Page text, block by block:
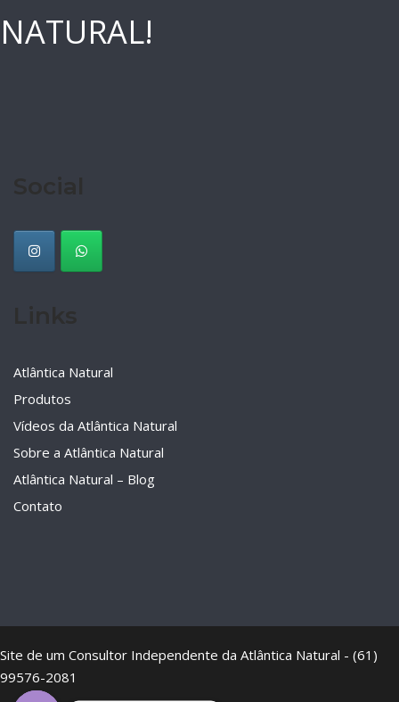
NATURAL!
Atlântica Natural
Produtos
Vídeos da Atlântica Natural
Sobre a Atlântica Natural
Atlântica Natural – Blog
Contato
Site de um Consultor Independente da Atlântica Natural - (61)
99576-2081